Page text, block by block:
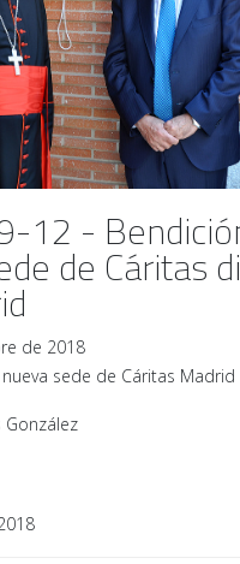
12 -
de Cáritas
de 2018
sede de Cáritas Madrid
González